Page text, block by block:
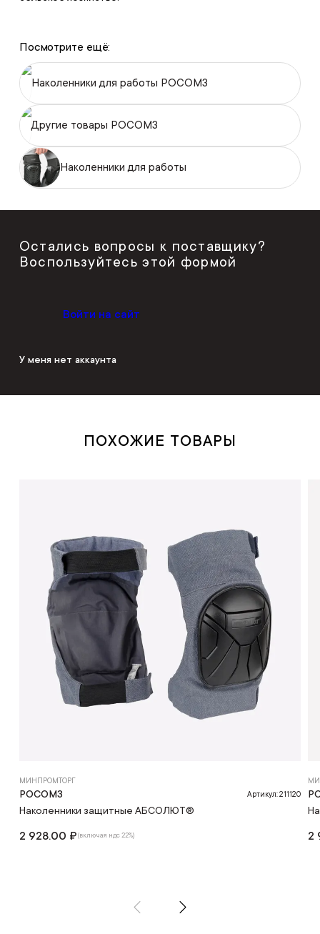
Посмотрите ещё:
Наколенники для работы РОСОМЗ
Другие товары РОСОМЗ
Наколенники для работы
Остались вопросы к поставщику?
Воспользуйтесь этой формой
Войти на сайт
У меня нет аккаунта
ПОХОЖИЕ ТОВАРЫ
МИНПРОМТОРГ
РОСОМЗ Артикул: 211120
Наколенники защитные АБСОЛЮТ®
2 928.00 ₽(включая ндс 22%) 2